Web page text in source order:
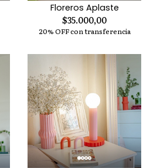
Floreros Aplaste
$35.000,00
20% OFF con transferencia